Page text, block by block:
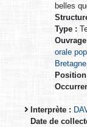
belles
Type :
orale
Interprète :
Date de